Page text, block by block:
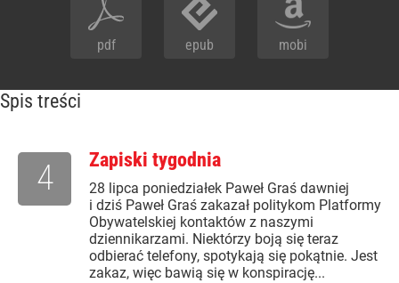
pdf epub mobi
Spis treści
Zapiski tygodnia
28 lipca poniedziałek Paweł Graś dawniej
i dziś Paweł Graś zakazał politykom Platformy
Obywatelskiej kontaktów z naszymi
dziennikarzami. Niektórzy boją się teraz
odbierać telefony, spotykają się pokątnie. Jest
zakaz, więc bawią się w konspirację...
4